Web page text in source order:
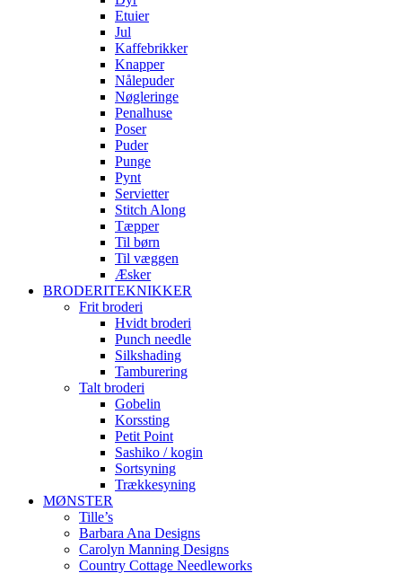
Etuier
Jul
Kaffebrikker
Knapper
Nålepuder
Nøgleringe
Penalhuse
Poser
Puder
Punge
Pynt
Servietter
Stitch Along
Tæpper
Til børn
Til væggen
Æsker
BRODERITEKNIKKER
Frit broderi
Hvidt broderi
Punch needle
Silkshading
Tamburering
Talt broderi
Gobelin
Korssting
Petit Point
Sashiko / kogin
Sortsyning
Trækkesyning
MØNSTER
Tille’s
Barbara Ana Designs
Carolyn Manning Designs
Country Cottage Needleworks